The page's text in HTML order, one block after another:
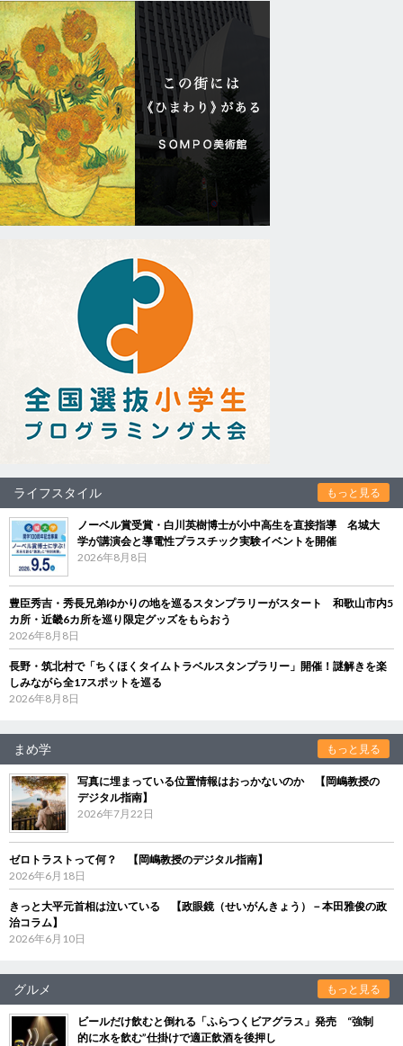
ライフスタイル もっと見る
ノーベル賞受賞・白川英樹博士が小中高生を直接指導 名城大
学が講演会と導電性プラスチック実験イベントを開催
2026年8月8日
豊臣秀吉・秀長兄弟ゆかりの地を巡るスタンプラリーがスタート 和歌山市内5
カ所・近畿6カ所を巡り限定グッズをもらおう
2026年8月8日
長野・筑北村で「ちくほくタイムトラベルスタンプラリー」開催！謎解きを楽
しみながら全17スポットを巡る
2026年8月8日
まめ学 もっと見る
写真に埋まっている位置情報はおっかないのか 【岡嶋教授の
デジタル指南】
2026年7月22日
ゼロトラストって何？ 【岡嶋教授のデジタル指南】
2026年6月18日
きっと大平元首相は泣いている 【政眼鏡（せいがんきょう）－本田雅俊の政
治コラム】
2026年6月10日
グルメ もっと見る
ビールだけ飲むと倒れる「ふらつくビアグラス」発売 “強制
的に水を飲む”仕掛けで適正飲酒を後押し